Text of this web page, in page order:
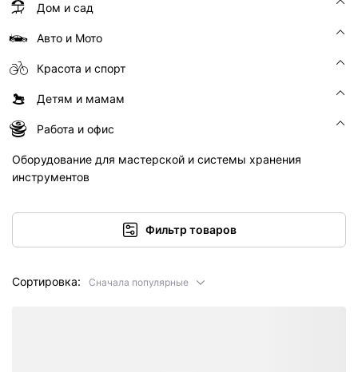
Дом и сад
Авто и Мото
Красота и спорт
Детям и мамам
Работа и офис
Оборудование для мастерской и системы хранения
инструментов
Фильтр товаров
Сортировка: Сначала популярные